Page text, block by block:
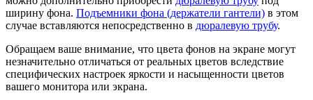
ширину фона. Подъемники фона (держатели гантели) в этом
случае вставляются непосредственно в дюралевую трубу.
Обращаем ваше внимание, что цвета фонов на экране могут
незначительно отличаться от реальных цветов вследствие
специфических настроек яркости и насыщенности цветов
вашего монитора или экрана.